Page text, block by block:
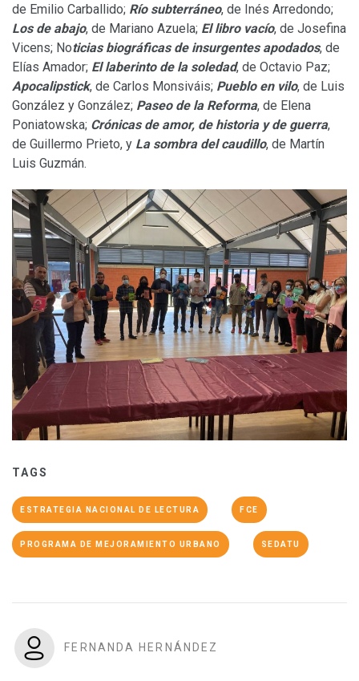
de Emilio Carballido; Río subterráneo, de Inés Arredondo;
Los de abajo, de Mariano Azuela; El libro vacío, de Josefina
Vicens; Noticias biográficas de insurgentes apodados, de
Elías Amador; El laberinto de la soledad, de Octavio Paz;
Apocalipstick, de Carlos Monsiváis; Pueblo en vilo, de Luis
González y González; Paseo de la Reforma, de Elena
Poniatowska; Crónicas de amor, de historia y de guerra,
de Guillermo Prieto, y La sombra del caudillo, de Martín
Luis Guzmán.
TAGS
ESTRATEGIA NACIONAL DE LECTURA FCE
PROGRAMA DE MEJORAMIENTO URBANO SEDATU
FERNANDA HERNÁNDEZ